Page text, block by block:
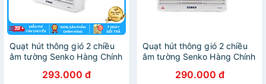
Quạt hút thông gió 2 chiều
âm tường Senko Hàng Chính
293.000 đ
Quạt hút thông gió 2 chiều
âm tường Senko Hàng Chính
290.000 đ